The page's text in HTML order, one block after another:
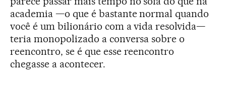
academia —o que é bastante normal quando
você é um bilionário com a vida resolvida—
teria monopolizado a conversa sobre o
reencontro, se é que esse reencontro
chegasse a acontecer.